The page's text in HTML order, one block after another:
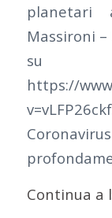
planetari
Massironi
su
https://
Continua a